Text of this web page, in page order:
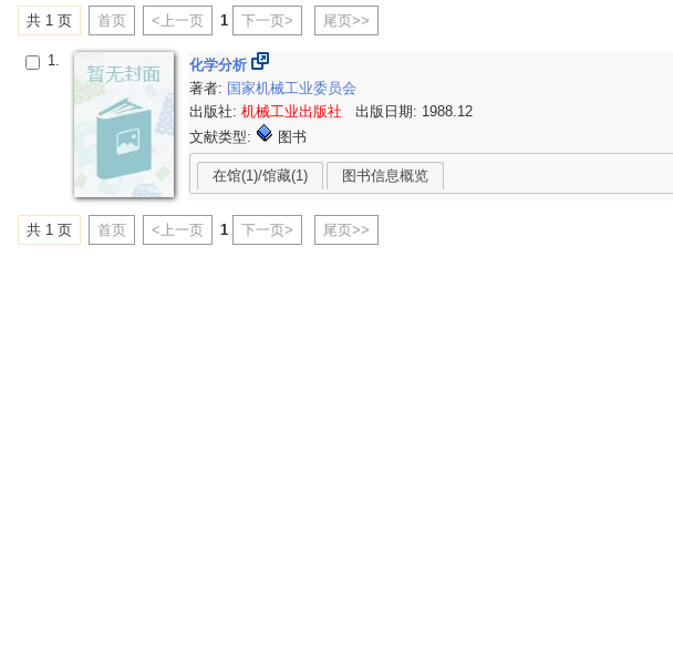
共 1 页 首页 <上一页 1 下一页> 尾页>>
1.
化学分析
著者: 国家机械工业委员会
出版社:机械工业出版社 出版日期: 1988.12
文献类型:
图书
在馆(1)/馆藏(1) 图书信息概览
共 1 页 首页 <上一页 1 下一页> 尾页>>